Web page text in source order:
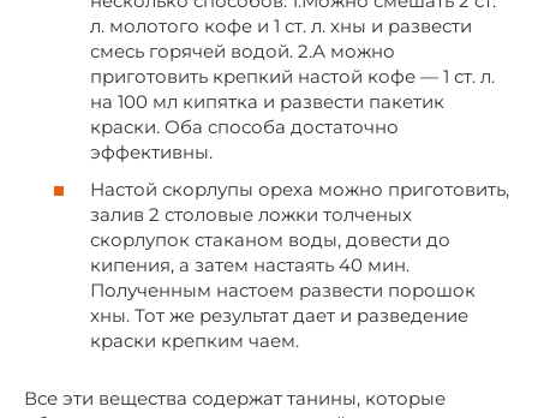
л. молотого кофе и 1 ст. л. хны и развести
смесь горячей водой. 2.А можно
приготовить крепкий настой кофе — 1 ст. л.
на 100 мл кипятка и развести пакетик
краски. Оба способа достаточно
эффективны.
Настой скорлупы ореха можно приготовить,
залив 2 столовые ложки толченых
скорлупок стаканом воды, довести до
кипения, а затем настаять 40 мин.
Полученным настоем развести порошок
хны. Тот же результат дает и разведение
краски крепким чаем.
Все эти вещества содержат танины, которые